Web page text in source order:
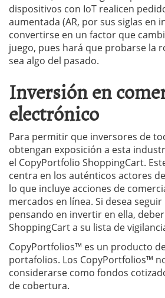
dispositivos con IoT realicen
aumentada (AR, por sus siglas en
convertirse en un factor que
juego, pues hará que probarse la
sea algo del pasado.
Inversión en
electrónico
Para permitir que inversores de
obtengan exposición a esta
el CopyPortfolio ShoppingCart.
centra en los auténticos actores
lo que incluye acciones de
mercados en línea. Si desea
pensando en invertir en ella,
ShoppingCart a su lista de
CopyPortfolios™ es un producto
portafolios. Los CopyPortfolios™
considerarse como fondos
de cobertura.